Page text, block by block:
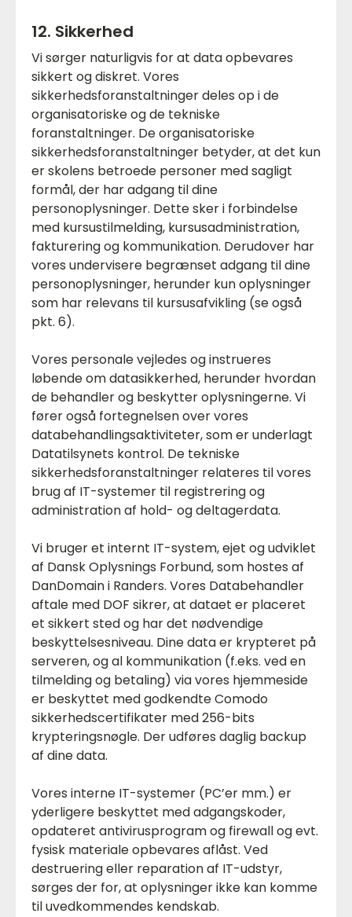
12. Sikkerhed
Vi sørger naturligvis for at data opbevares
sikkert og diskret. Vores
sikkerhedsforanstaltninger deles op i de
organisatoriske og de tekniske
foranstaltninger. De organisatoriske
sikkerhedsforanstaltninger betyder, at det kun
er skolens betroede personer med sagligt
formål, der har adgang til dine
personoplysninger. Dette sker i forbindelse
med kursustilmelding, kursusadministration,
fakturering og kommunikation. Derudover har
vores undervisere begrænset adgang til dine
personoplysninger, herunder kun oplysninger
som har relevans til kursusafvikling (se også
pkt. 6).
Vores personale vejledes og instrueres
løbende om datasikkerhed, herunder hvordan
de behandler og beskytter oplysningerne. Vi
fører også fortegnelsen over vores
databehandlingsaktiviteter, som er underlagt
Datatilsynets kontrol. De tekniske
sikkerhedsforanstaltninger relateres til vores
brug af IT-systemer til registrering og
administration af hold- og deltagerdata.
Vi bruger et internt IT-system, ejet og udviklet
af Dansk Oplysnings Forbund, som hostes af
DanDomain i Randers. Vores Databehandler
aftale med DOF sikrer, at dataet er placeret
et sikkert sted og har det nødvendige
beskyttelsesniveau. Dine data er krypteret på
serveren, og al kommunikation (f.eks. ved en
tilmelding og betaling) via vores hjemmeside
er beskyttet med godkendte Comodo
sikkerhedscertifikater med 256-bits
krypteringsnøgle. Der udføres daglig backup
af dine data.
Vores interne IT-systemer (PC’er mm.) er
yderligere beskyttet med adgangskoder,
opdateret antivirusprogram og firewall og evt.
fysisk materiale opbevares aflåst. Ved
destruering eller reparation af IT-udstyr,
sørges der for, at oplysninger ikke kan komme
til uvedkommendes kendskab.